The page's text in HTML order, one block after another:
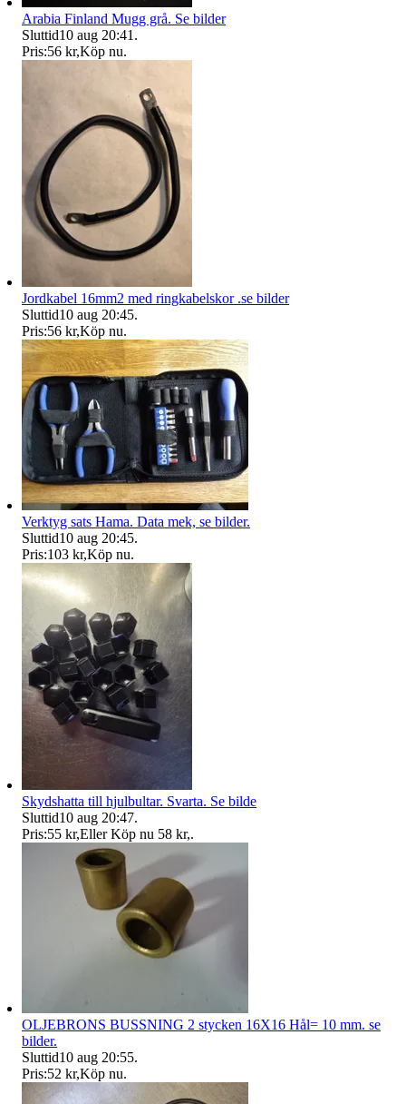
Arabia Finland Mugg grå. Se bilder
Sluttid10 aug 20:41 .
Pris:56 kr,Köp nu.
Jordkabel 16mm2 med ringkabelskor .se bilder
Sluttid10 aug 20:45.
Pris:56 kr,Köp nu.
Verktyg sats Hama. Data mek, se bilder.
Sluttid10 aug 20:45.
Pris:103 kr,Köp nu.
Skydshatta till hjulbultar. Svarta. Se bilde
Sluttid10 aug 20:47.
Pris:55 kr,Eller Köp nu 58 kr,.
OLJEBRONS BUSSNING 2 stycken 16X16 Hål= 10 mm. se
bilder.
Sluttid10 aug 20:55.
Pris:52 kr,Köp nu.